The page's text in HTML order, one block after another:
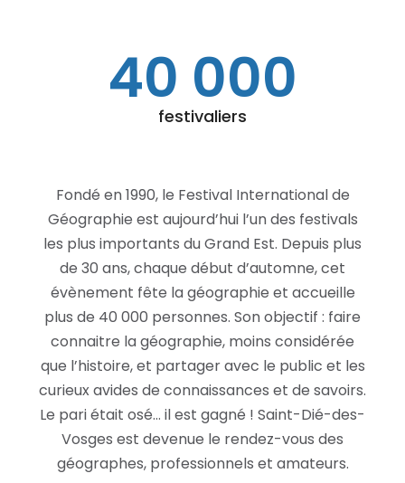
festivaliers
40 000
Fondé en 1990, le Festival International de
Géographie est aujourd’hui l’un des festivals
les plus importants du Grand Est. Depuis plus
de 30 ans, chaque début d’automne, cet
évènement fête la géographie et accueille
plus de 40 000 personnes. Son objectif : faire
connaitre la géographie, moins considérée
que l’histoire, et partager avec le public et les
curieux avides de connaissances et de savoirs.
Le pari était osé… il est gagné ! Saint-Dié-des-
Vosges est devenue le rendez-vous des
géographes, professionnels et amateurs.